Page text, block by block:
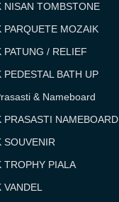
NISAN TOMBSTONE
PARQUETE MOZAIK
PATUNG / RELIEF
PEDESTAL BATH UP
& Nameboard
PRASASTI NAMEBOARD
SOUVENIR
TROPHY PIALA